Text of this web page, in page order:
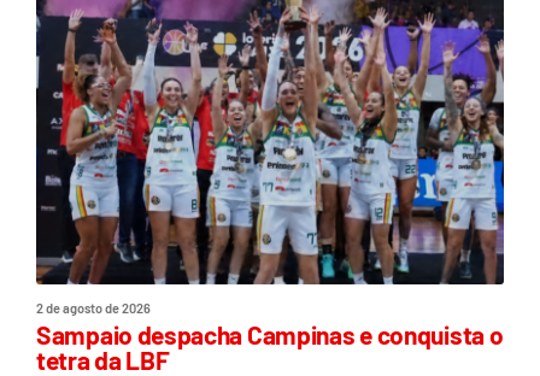
2 de agosto de 2026
Sampaio despacha Campinas e conquista o
tetra da LBF